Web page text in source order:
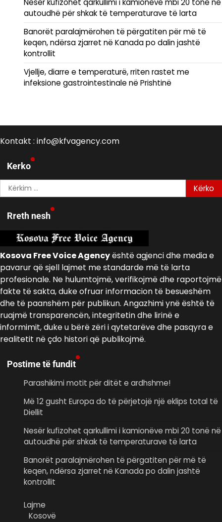
Nesër kufizohet qarkullimi i kamionëve mbi 20 tonë në
autoudhë për shkak të temperaturave të larta
Banorët paralajmërohen të përgatiten për më të
keqen, ndërsa zjarret në Kanada po dalin jashtë
kontrollit
Vjellje, diarre e temperaturë, rriten rastet me
infeksione gastrointestinale në Prishtinë
Kontakt : info@kfvagency.com
Kerko
Kërko
për:
Rreth nesh
Kosova Free Voice Agencyështë agjenci dhe media e
pavarur që sjell lajmet me standarde më të larta
profesionale. Ne hulumtojmë, verifikojmë dhe raportojmë
fakte të sakta, duke ofruar informacion të besueshëm
dhe të paanshëm për publikun. Angazhimi ynë është të
ruajmë transparencën, integritetin dhe lirinë e
informimit, duke u bërë zëri i qytetarëve dhe pasqyra e
realitetit në çdo histori që publikojmë.
Postime të fundit
Parashikimi motit për ditët e ardhshme!
Më 12 gusht Europa do të përjetojë një eklips total të
Diellit
Nesër kufizohet qarkullimi i kamionëve mbi 20 tonë në
autoudhë për shkak të temperaturave të larta
Banorët paralajmërohen të përgatiten për më të
keqen, ndërsa zjarret në Kanada po dalin jashtë
kontrollit
Lajme
Kosovë